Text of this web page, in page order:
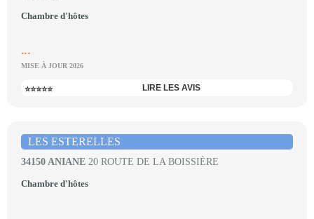
Chambre d'hôtes
...
MISE À JOUR 2026
⭐⭐⭐⭐⭐ LIRE LES AVIS
LES ESTERELLES
34150 ANIANE 20 ROUTE DE LA BOISSIÈRE
Chambre d'hôtes